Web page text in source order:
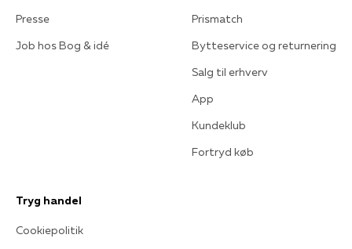
Presse
Job hos Bog & idé
Prismatch
Bytteservice og returnering
Salg til erhverv
App
Kundeklub
Fortryd køb
Tryg handel
Cookiepolitik